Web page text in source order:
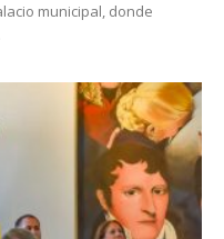
municipal, donde